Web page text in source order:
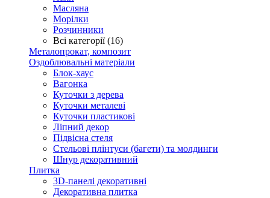
Масляна
Морілки
Розчинники
Всі категорії (16)
Металопрокат, композит
Оздоблювальні матеріали
Блок-хаус
Вагонка
Куточки з дерева
Куточки металеві
Куточки пластикові
Ліпний декор
Підвісна стеля
Стельові плінтуси (багети) та молдинги
Шнур декоративний
Плитка
3D-панелі декоративні
Декоративна плитка